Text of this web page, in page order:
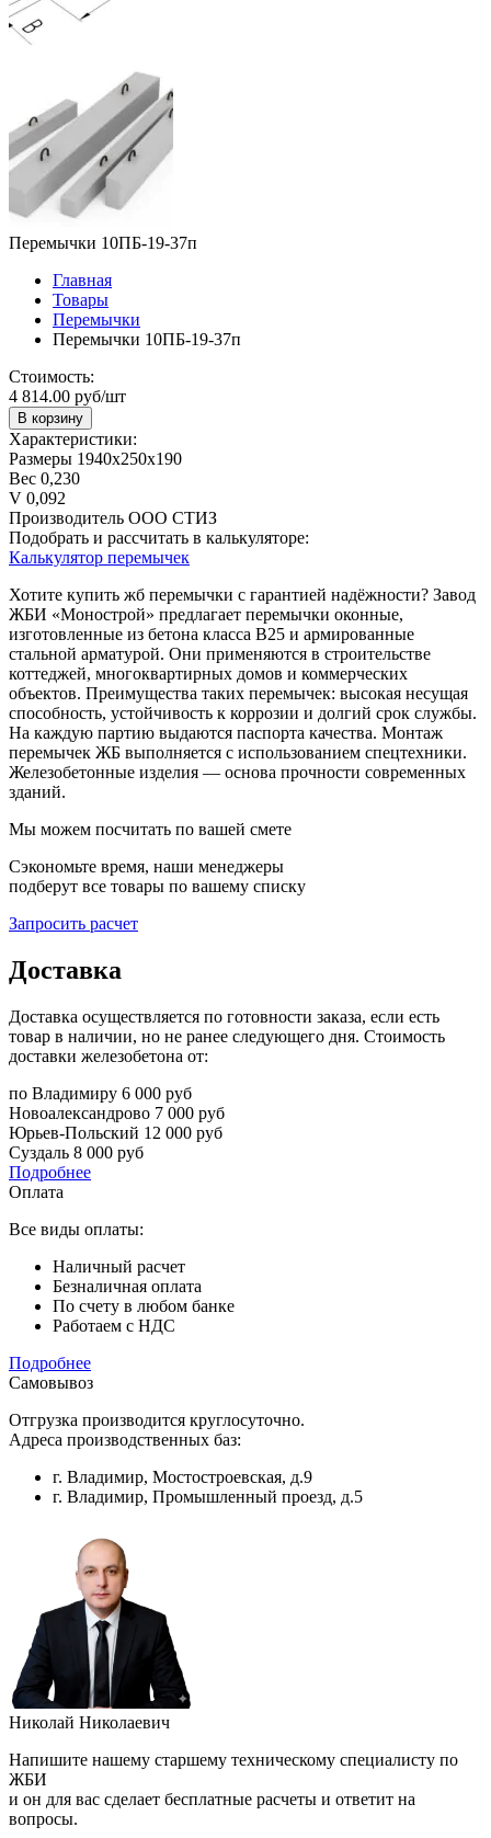
Перемычки 10ПБ-19-37п
Главная
Товары
Перемычки
Перемычки 10ПБ-19-37п
Стоимость:
4 814.00 руб/шт
В корзину
Характеристики:
Размеры 1940х250х190
Вес 0,230
V 0,092
Производитель ООО СТИЗ
Подобрать и рассчитать в калькуляторе:
Калькулятор перемычек
Хотите купить жб перемычки с гарантией надёжности? Завод
ЖБИ «Монострой» предлагает перемычки оконные,
изготовленные из бетона класса В25 и армированные
стальной арматурой. Они применяются в строительстве
коттеджей, многоквартирных домов и коммерческих
объектов. Преимущества таких перемычек: высокая несущая
способность, устойчивость к коррозии и долгий срок службы.
На каждую партию выдаются паспорта качества. Монтаж
перемычек ЖБ выполняется с использованием спецтехники.
Железобетонные изделия — основа прочности современных
зданий.
Мы можем посчитать по вашей смете
Сэкономьте время, наши менеджеры
подберут все товары по вашему списку
Запросить расчет
Доставка
Доставка осуществляется по готовности заказа, если есть
товар в наличии, но не ранее следующего дня. Стоимость
доставки железобетона от:
по Владимиру 6 000 руб
Новоалександрово 7 000 руб
Юрьев-Польский 12 000 руб
Суздаль 8 000 руб
Подробнее
Оплата
Все виды оплаты:
Наличный расчет
Безналичная оплата
По счету в любом банке
Работаем с НДС
Подробнее
Самовывоз
Отгрузка производится круглосуточно.
Адреса производственных баз:
г. Владимир, Мостостроевская, д.9
г. Владимир, Промышленный проезд, д.5
Николай Николаевич
Напишите нашему старшему техническому специалисту по
ЖБИ
и он для вас сделает бесплатные расчеты и ответит на
вопросы.